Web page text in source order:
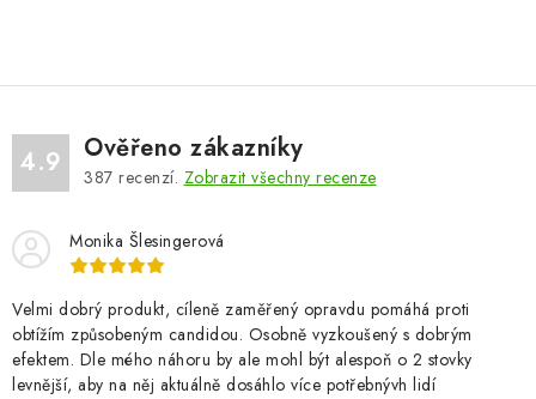
4.9 Ověřeno zákazníky
387 recenzí. Zobrazit všechny recenze
Monika Šlesingerová
Velmi dobrý produkt, cíleně zaměřený opravdu pomáhá proti
obtížím způsobeným candidou. Osobně vyzkoušený s dobrým
efektem. Dle mého náhoru by ale mohl být alespoň o 2 stovky
levnější, aby na něj aktuálně dosáhlo více potřebnývh lidí